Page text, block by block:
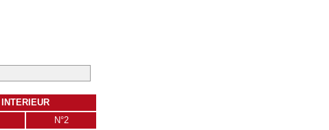
INTERIEUR
N°2